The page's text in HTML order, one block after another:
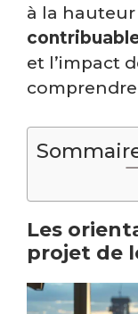
à la
et l’impact
Les
projet de